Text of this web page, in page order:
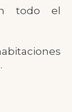
todo el